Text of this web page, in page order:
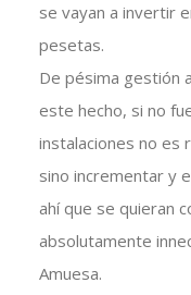
se vayan a invertir
pesetas.
De pésima gestión
este hecho, si no
instalaciones no es
sino incrementar y
ahí que se quieran
absolutamente
Amuesa.